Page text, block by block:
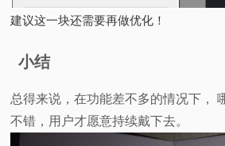
建议这一块还需要再做优化！
小结
总得来说，在功能差不多的情况下，
不错，用户才愿意持续戴下去。